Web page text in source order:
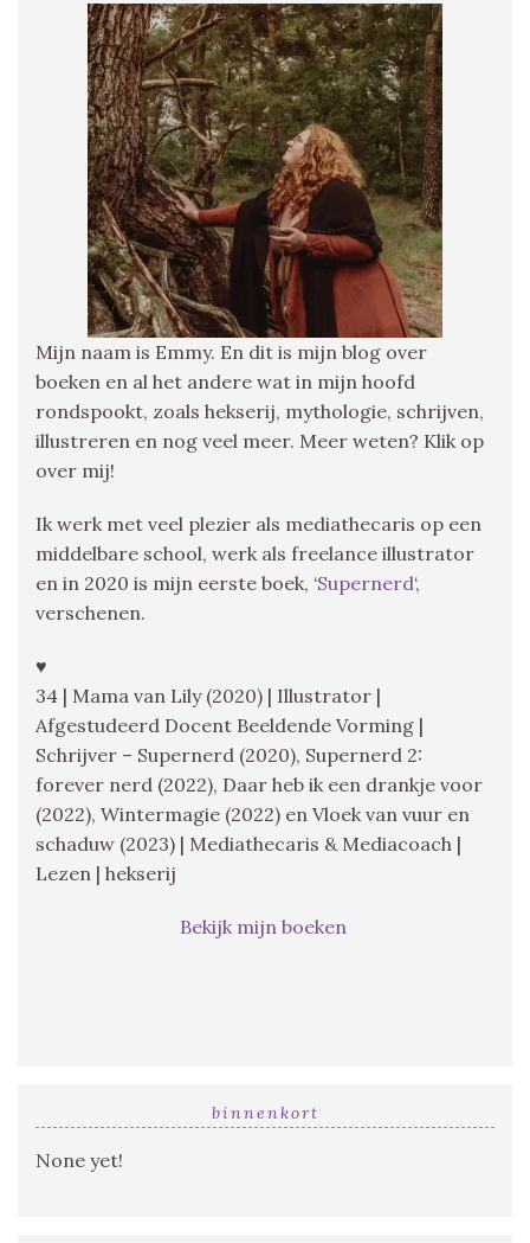
Mijn naam is Emmy. En dit is mijn blog over
boeken en al het andere wat in mijn hoofd
rondspookt, zoals hekserij, mythologie, schrijven,
illustreren en nog veel meer. Meer weten? Klik op
over mij!
Ik werk met veel plezier als mediathecaris op een
middelbare school, werk als freelance illustrator
en in 2020 is mijn eerste boek, ‘Supernerd‘,
verschenen.
♥
34 | Mama van Lily (2020) | Illustrator |
Afgestudeerd Docent Beeldende Vorming |
Schrijver – Supernerd (2020), Supernerd 2:
forever nerd (2022), Daar heb ik een drankje voor
(2022), Wintermagie (2022) en Vloek van vuur en
schaduw (2023) | Mediathecaris & Mediacoach |
Lezen | hekserij
Bekijk mijn boeken
binnenkort
None yet!